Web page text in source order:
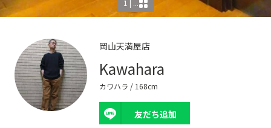
1 | ...
岡山天満屋店
Kawahara
カワハラ / 168cm
友だち追加